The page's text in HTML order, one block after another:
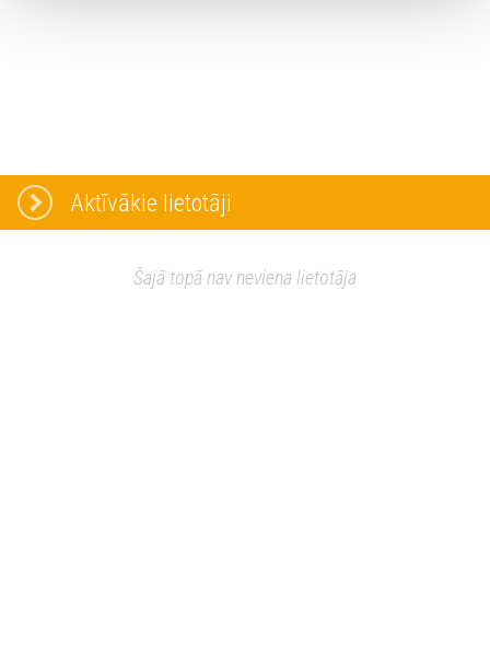
Aktīvākie lietotāji
Šajā topā nav neviena lietotāja